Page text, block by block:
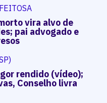
vira alvo de
pai advogado e
rendido (vídeo);
Conselho livra